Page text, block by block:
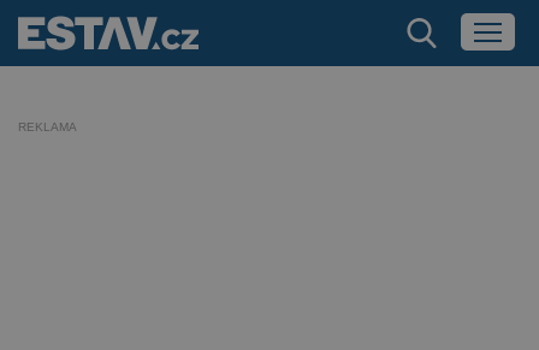
REKLAMA